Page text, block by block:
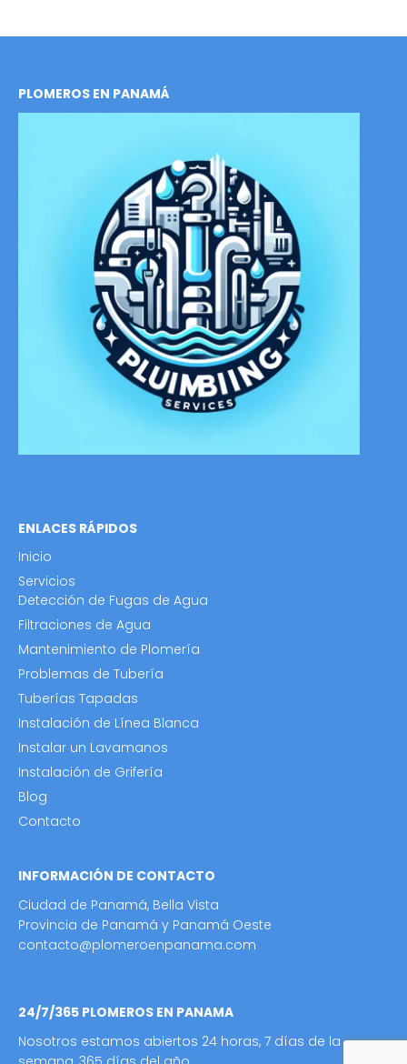
PLOMEROS EN PANAMÁ
ENLACES RÁPIDOS
Inicio
Servicios
Detección de Fugas de Agua
Filtraciones de Agua
Mantenimiento de Plomería
Problemas de Tubería
Tuberías Tapadas
Instalación de Línea Blanca
Instalar un Lavamanos
Instalación de Grifería
Blog
Contacto
INFORMACIÓN DE CONTACTO
Ciudad de Panamá, Bella Vista
Provincia de Panamá y Panamá Oeste
contacto@plomeroenpanama.com
24/7/365 PLOMEROS EN PANAMA
Nosotros estamos abiertos 24 horas, 7 días de la